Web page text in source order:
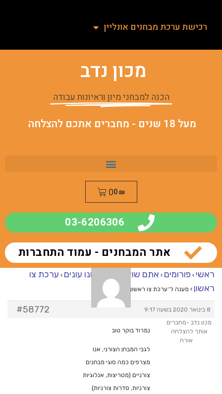
רכישת ערכת מבחנים אונליין
מכון נדב
הכנה למבחני מיון וראיונות עבודה
מעל 18 שנים - מחברים אתכם להצלחה
0₪
0
03-6206306
אתר המבחנים - עמוד התחברות
ראשי › פורומים › אתם שואלים – אנחנו עונים › ערכת צו
ראשון › מענה ל־ערכת צו ראשון
8 בינואר 2020 בשעה 9:17 #58772
מכון נדב -מחברים
אותך להצלחה
אורח
נמרוד בוקר טוב
לגבי המבחן הצורני, אנו
מצרפים כמה סוגי מבחנים
צורניים (מטריצות, אנלוגיות
צורניות, סדרות צורניות)